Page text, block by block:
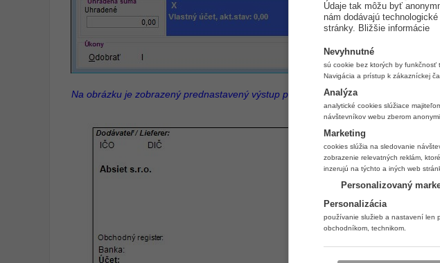
Na obrázku je zobrazený prednastavený výstup pre zahraničnú faktúru.
Údaje tak môžu byť
nám dodávajú
stránky. Bližšie informácie
Nevyhnutné
sú cookie bez ktorých by funkčnosť
Navigácia a prístup k zákazníckej
Analýza
analytické cookies slúžiace
návštevníkov webu zberom
Marketing
cookies slúžia na sledovanie
zobrazenie relevatných reklám,
inzerujú na týchto a iných web
Personalizovaný
Personalizácia
používanie služieb a nastavení len
obchodníkom, technikom.